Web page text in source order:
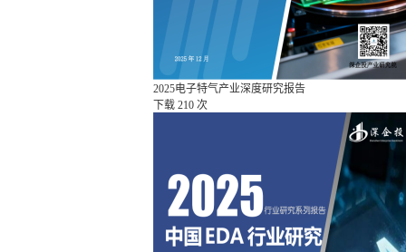
2025电子特气产业深度研究报告
下载 210 次